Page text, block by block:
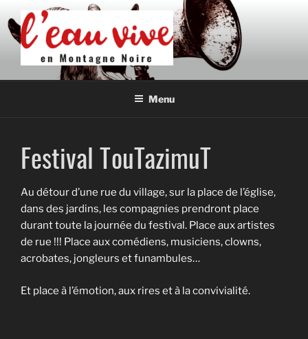
au
contenu
principal
L'EAU VIVE EN MONTAGNE
Association de développement culturel en Montagne Noire
Menu
Festival TouTazimuT
Au détour d’une rue du village, sur la place de l’église,
dans des jardins, les compagnies prendront place
durant toute la journée du festival. Place aux artistes
de rue !!! Place aux comédiens, musiciens, clowns,
acrobates, jongleurs et funambules…
Et place à l’émotion, aux rires et à la convivialité.